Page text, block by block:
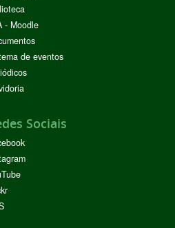
- Moodle
de eventos
Sociais